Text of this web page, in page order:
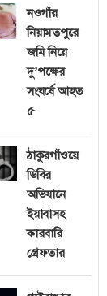
নওগাঁর
নিয়ামতপুরে
জমি নিয়ে
দু’পক্ষের
সংঘর্ষে আহত
৫
ঠাকুরগাঁওয়ে
ডিবির
অভিযানে
ইয়াবাসহ
কারবারি
গ্রেফতার